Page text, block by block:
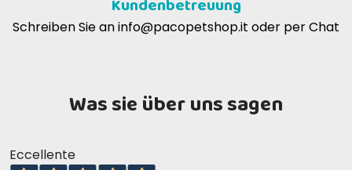
Kundenbetreuung
Schreiben Sie aninfo@pacopetshop.it oder per Chat
Was sie über uns sagen
Eccellente